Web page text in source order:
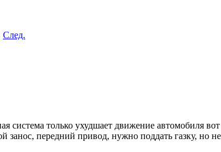
След.
система только ухудшает движение автомобиля
занос, передний привод, нужно поддать газку, но